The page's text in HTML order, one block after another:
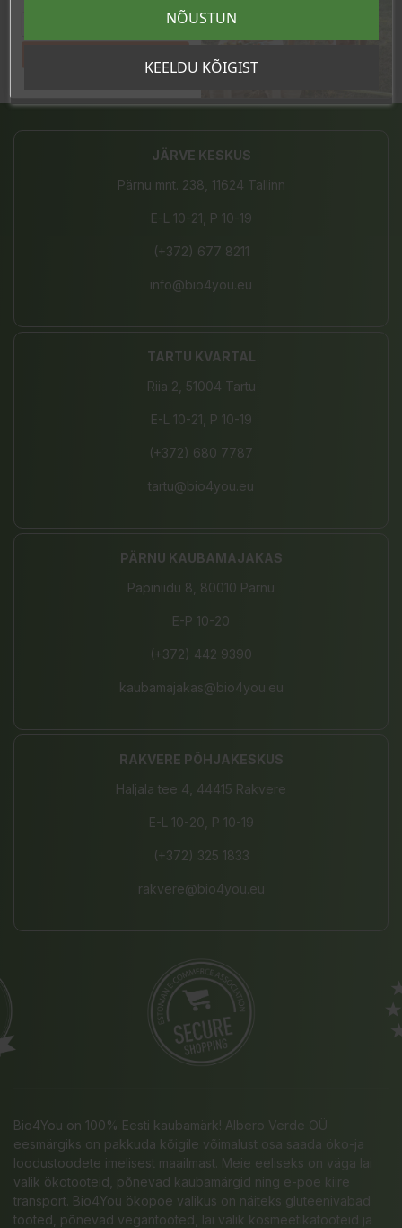
JÄRVE KESKUS
Pärnu mnt. 238, 11624 Tallinn
E-L 10-21, P 10-19
(+372) 677 8211
info@bio4you.eu
TARTU KVARTAL
Riia 2, 51004 Tartu
E-L 10-21, P 10-19
(+372) 680 7787
tartu@bio4you.eu
PÄRNU KAUBAMAJAKAS
Papiniidu 8, 80010 Pärnu
E-P 10-20
(+372) 442 9390
kaubamajakas@bio4you.eu
RAKVERE PÕHJAKESKUS
Haljala tee 4, 44415 Rakvere
E-L 10-20, P 10-19
(+372) 325 1833
rakvere@bio4you.eu
Bio4You on 100% Eesti kaubamärk! Albero Verde OÜ
eesmärgiks on pakkuda kõigile võimalust osa saada öko-ja
loodustoodete imelisest maailmast. Meie eeliseks on väga lai
valik ökotooteid, põnevad kaubamärgid ning e-poe kiire
transport. Bio4You ökopoe valikus on näiteks gluteenivabad
tooted, põnevad vegantooted, lai valik kosmeetikatooteid ja
KEELDU KÕIGIST
NÕUSTUN